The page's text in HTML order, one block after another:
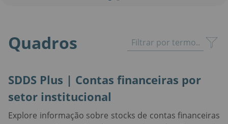
Quadros
SDDS Plus | Contas financeiras por
setor institucional
Explore informação sobre stocks de contas financeiras